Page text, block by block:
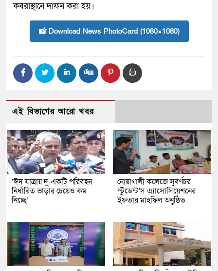
কবরাস্থানে দাফন করা হয়।
📸 Download News PhotoCard (1080×1080)
এই বিভাগের আরো খবর
‘ঈদ যাত্রায় দু-একটি পরিবহন
নির্ধারিত ভাড়ার চেয়েও কম
নিচ্ছে’
নোয়াখালী কলেজে সুবর্ণচর
স্টুডেন্ট’স এ্যাসোসিয়েশনের
ইফতার মাহফিল অনুষ্ঠিত